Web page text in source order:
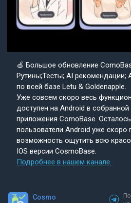
🍏 Большое обновление
Рутины;Тесты; AI рекомендации;
по всей базе Letu & Goldenapple.
Уже совсем скоро весь
доступен на Android в собранной
приложения ComoBase.
пользователи Android уже скоро
возможность ощутить всю
IOS версии CosmoBase.
Подробнее в нашем канале.
Cosmo